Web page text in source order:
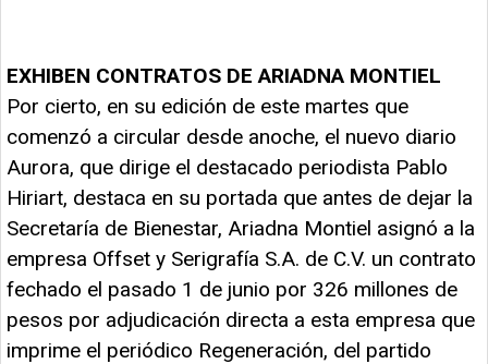
EXHIBEN CONTRATOS DE ARIADNA MONTIEL
Por cierto, en su edición de este martes que
comenzó a circular desde anoche, el nuevo diario
Aurora, que dirige el destacado periodista Pablo
Hiriart, destaca en su portada que antes de dejar la
Secretaría de Bienestar, Ariadna Montiel asignó a la
empresa Offset y Serigrafía S.A. de C.V. un contrato
fechado el pasado 1 de junio por 326 millones de
pesos por adjudicación directa a esta empresa que
imprime el periódico Regeneración, del partido